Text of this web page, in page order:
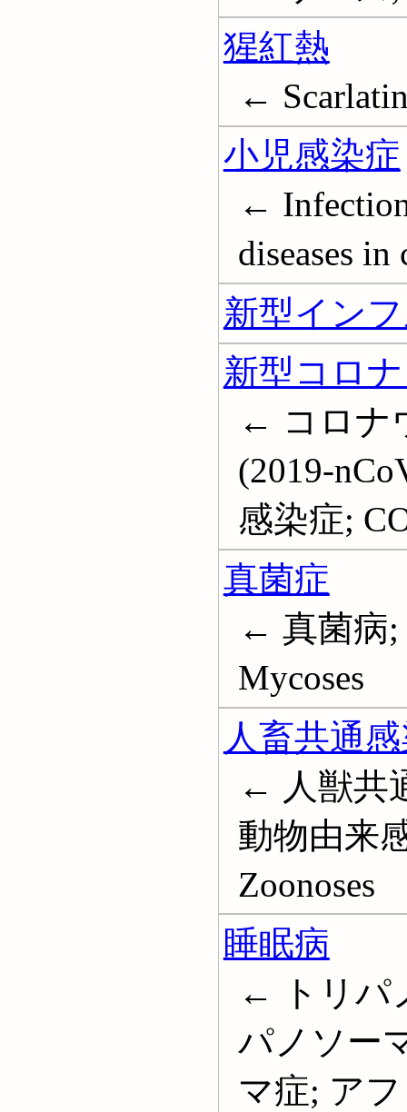
猩紅熱
←
小児感染症
←
diseases
新型イン
新型コロ
← コロナ
(2019-
感染症;
真菌症
← 真菌病;
Mycoses
人畜共通
← 人獣共
動物由来
Zoonoses
睡眠病
← トリパ
パノソー
マ症; ア